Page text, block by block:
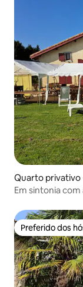
Quarto privativo
Em sintonia
Preferido dos
Preferido dos